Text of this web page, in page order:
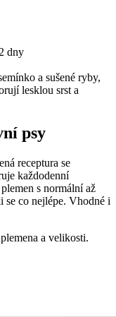
dny
a sušené ryby,
lesklou srst a
psy
receptura se
každodenní
s normální až
co nejlépe. Vhodné i
a velikosti.